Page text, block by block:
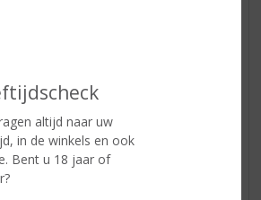
altijd naar uw
in de winkels en ook
Bent u 18 jaar of
geplaatst voor dit product